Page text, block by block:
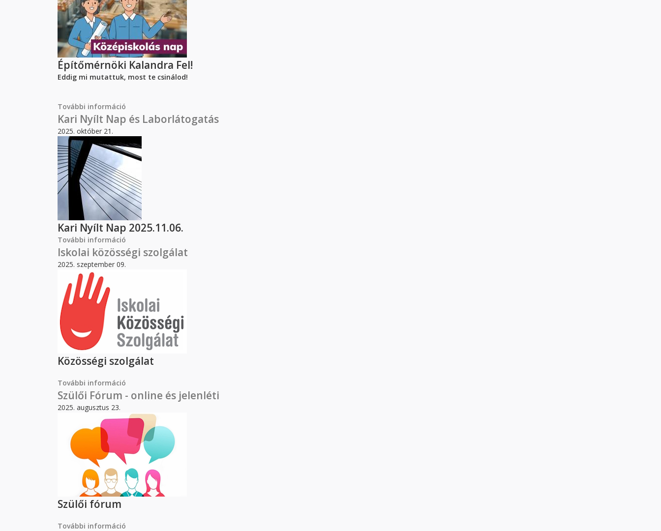
Építőmérnöki Kalandra Fel!
Eddig mi mutattuk, most te csinálod!
További információ
Kari Nyílt Nap és Laborlátogatás
2025. október 21.
Kari Nyílt Nap 2025.11.06.
További információ
Iskolai közösségi szolgálat
2025. szeptember 09.
Közösségi szolgálat
További információ
Szülői Fórum - online és jelenléti
2025. augusztus 23.
Szülői fórum
További információ